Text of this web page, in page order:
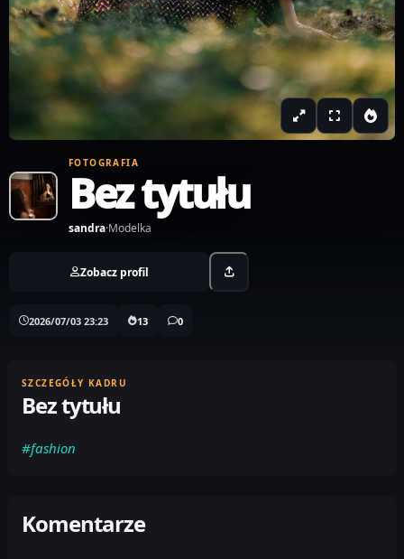
FOTOGRAFIA
Bez tytułu
sandra·Modelka
Zobacz profil
2026/07/03 23:23 13 0
SZCZEGÓŁY KADRU
Bez tytułu
#fashion
Komentarze